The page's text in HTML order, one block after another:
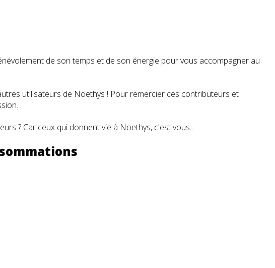
de son temps et de son énergie pour vous accompagner au
utilisateurs de Noethys ! Pour remercier ces contributeurs et
? Car ceux qui donnent vie à Noethys, c'est vous...